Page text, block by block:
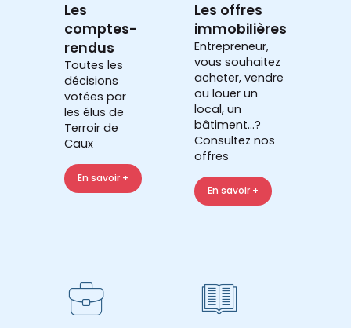
Les
comptes-
rendus
Toutes les
décisions
votées par
les élus de
Terroir de
Caux
En savoir +
Les offres
immobilières
Entrepreneur,
vous souhaitez
acheter, vendre
ou louer un
local, un
bâtiment...?
Consultez nos
offres
En savoir +